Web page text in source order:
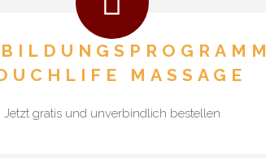
MASSAGE
Jetzt gratis und unverbindlich bestellen